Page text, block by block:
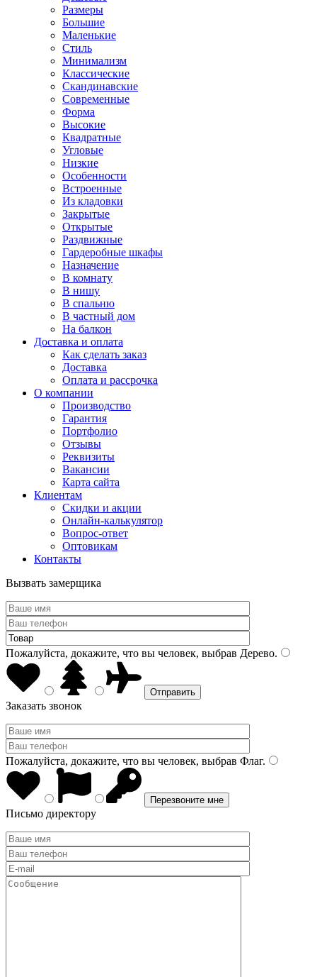
Размеры
Большие
Маленькие
Стиль
Минимализм
Классические
Скандинавские
Современные
Форма
Высокие
Квадратные
Угловые
Низкие
Особенности
Встроенные
Из кладовки
Закрытые
Открытые
Раздвижные
Гардеробные шкафы
Назначение
В комнату
В нишу
В спальню
В частный дом
На балкон
Доставка и оплата
Как сделать заказ
Доставка
Оплата и рассрочка
О компании
Производство
Гарантия
Портфолио
Отзывы
Реквизиты
Вакансии
Карта сайта
Клиентам
Скидки и акции
Онлайн-калькулятор
Вопрос-ответ
Оптовикам
Контакты
Вызвать замерщика
Пожалуйста, докажите, что вы человек, выбрав Дерево.
Заказать звонок
Пожалуйста, докажите, что вы человек, выбрав Флаг.
Письмо директору